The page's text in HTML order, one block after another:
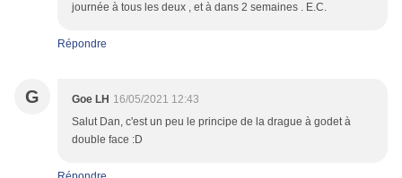
journée à tous les deux , et à dans 2 semaines . E.C.
Répondre
G Goe LH 16/05/2021 12:43
Salut Dan, c'est un peu le principe de la drague à godet à
double face :D